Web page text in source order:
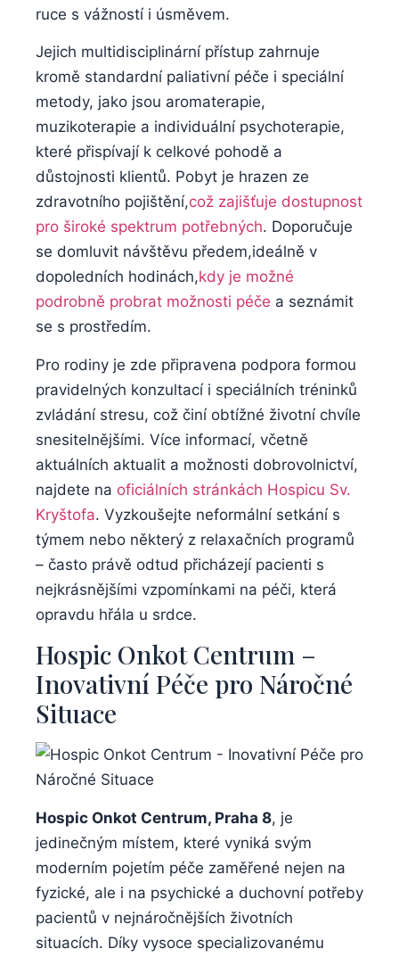
ruce s vážností i úsměvem.
Jejich multidisciplinární přístup zahrnuje
kromě standardní paliativní péče i speciální
metody, jako jsou aromaterapie,
muzikoterapie a individuální psychoterapie,
které přispívají k celkové pohodě a
důstojnosti klientů. Pobyt je hrazen ze
zdravotního pojištění,což zajišťuje dostupnost
pro široké spektrum potřebných. Doporučuje
se domluvit návštěvu předem,ideálně v
dopoledních hodinách,kdy je možné
podrobně probrat možnosti péče a seznámit
se s prostředím.
Pro rodiny je zde připravena podpora formou
pravidelných konzultací i speciálních tréninků
zvládání stresu, což činí obtížné životní chvíle
snesitelnějšími. Více informací, včetně
aktuálních aktualit a možnosti dobrovolnictví,
najdete na oficiálních stránkách Hospicu Sv.
Kryštofa. Vyzkoušejte neformální setkání s
týmem nebo některý z relaxačních programů
– často právě odtud přicházejí pacienti s
nejkrásnějšími vzpomínkami na péči, která
opravdu hřála u srdce.
Hospic Onkot Centrum –
Inovativní Péče pro Náročné
Situace
Hospic Onkot Centrum, Praha 8, je
jedinečným místem, které vyniká svým
moderním pojetím péče zaměřené nejen na
fyzické, ale i na psychické a duchovní potřeby
pacientů v nejnáročnějších životních
situacích. Díky vysoce specializovanému